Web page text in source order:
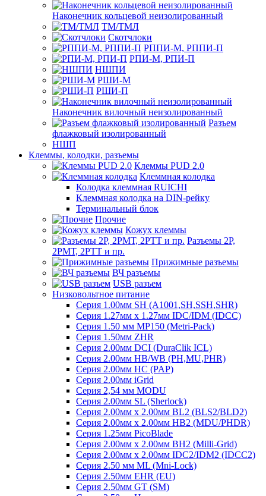
Наконечник кольцевой неизолированный
ТМ/ТМЛ
Скотчлоки
РППИ-М, РППИ-П
РПИ-М, РПИ-П
НШПИ
РШИ-М
РШИ-П
Наконечник вилочный неизолированный
Разъем
флажковый изолированный
НШП
Клеммы, колодки, разъемы
Клеммы PUD 2.0
Клеммная колодка
Колодка клеммная RUICHI
Клеммная колодка на DIN-рейку
Терминальный блок
Прочие
Кожух клеммы
Разъемы 2Р,
2РМТ, 2РТТ и пр.
Прижимные разъемы
ВЧ разъемы
USB разъем
Низковольтное питание
Серия 1.00мм SH (A1001,SH,SSH,SHR)
Серия 1.27мм x 1.27мм IDC/IDM (IDCC)
Серия 1.50 мм MP150 (Metri-Pack)
Серия 1.50мм ZHR
Серия 2.00мм DCI (DuraClik ICL)
Серия 2.00мм HB/WB (PH,MU,PHR)
Серия 2.00мм HC (PAP)
Серия 2.00мм iGrid
Серия 2,54 мм MODU
Серия 2.00мм SL (Sherlock)
Серия 2.00мм x 2.00мм BL2 (BLS2/BLD2)
Серия 2.00мм x 2.00мм HB2 (MDU/PHDR)
Серия 1.25мм PicoBlade
Серия 2.00мм х 2.00мм BH2 (Milli-Grid)
Серия 2.00мм х 2.00мм IDC2/IDM2 (IDCC2)
Серия 2.50 мм ML (Mni-Lock)
Серия 2.50мм EHR (EU)
Серия 2.50мм GT (SM)